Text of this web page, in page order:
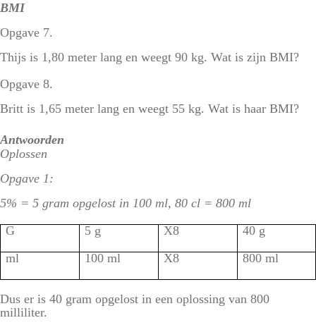
BMI
Opgave 7.
Thijs is 1,80 meter lang en weegt 90 kg. Wat is zijn BMI?
Opgave 8.
Britt is 1,65 meter lang en weegt 55 kg. Wat is haar BMI?
Antwoorden
Oplossen
Opgave 1:
5% = 5 gram opgelost in 100 ml, 80 cl = 800 ml
G
5 g X8
40 g
ml
100 ml X8 800 ml
Dus er is 40 gram opgelost in een oplossing van 800
milliliter.